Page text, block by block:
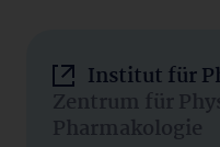
Institut für
Zentrum für
Pharmakologie